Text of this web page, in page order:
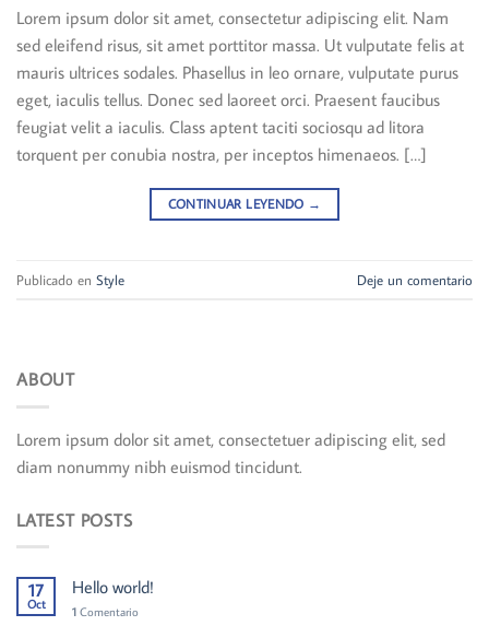
Lorem ipsum dolor sit amet, consectetur adipiscing elit. Nam
sed eleifend risus, sit amet porttitor massa. Ut vulputate felis at
mauris ultrices sodales. Phasellus in leo ornare, vulputate purus
eget, iaculis tellus. Donec sed laoreet orci. Praesent faucibus
feugiat velit a iaculis. Class aptent taciti sociosqu ad litora
torquent per conubia nostra, per inceptos himenaeos. […]
CONTINUAR LEYENDO →
Publicado en Style Deje un comentario
ABOUT
Lorem ipsum dolor sit amet, consectetuer adipiscing elit, sed
diam nonummy nibh euismod tincidunt.
LATEST POSTS
17
Oct
Hello world!
1 Comentario